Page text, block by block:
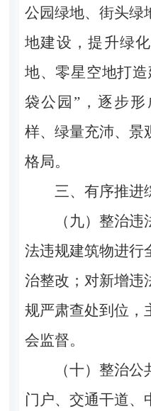
公园绿地、街头绿
地建设，提升绿
地、零星空地打
袋公园”，逐步
样、绿量充沛、景
格局。
三、有序推进
（九）整治
法违规建筑物进行
治整改；对新增违
规严肃查处到位，
会监督。
（十）整治
门户、交通干道、